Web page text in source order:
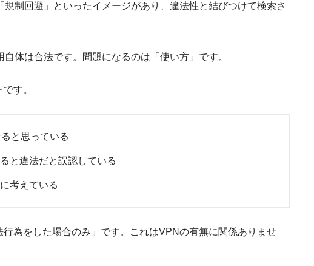
制回避」といったイメージがあり、違法性と結びつけて検索さ
体は合法です。問題になるのは「使い方」です。
す。
と思っている
と違法だと誤認している
考えている
為をした場合のみ」です。これはVPNの有無に関係ありませ